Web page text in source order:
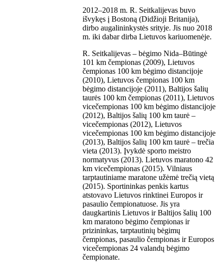
2012–2018 m. R. Seitkalijevas buvo
išvykęs į Bostoną (Didžioji Britanija),
dirbo augalininkystės srityje. Jis nuo 2018
m. iki dabar dirba Lietuvos kariuomenėje.
R. Seitkalijevas – bėgimo Nida–Būtingė
101 km čempionas (2009), Lietuvos
čempionas 100 km bėgimo distancijoje
(2010), Lietuvos čempionas 100 km
bėgimo distancijoje (2011), Baltijos šalių
taurės 100 km čempionas (2011), Lietuvos
vicečempionas 100 km bėgimo distancijoje
(2012), Baltijos šalių 100 km taurė –
vicečempionas (2012), Lietuvos
vicečempionas 100 km bėgimo distancijoje
(2013), Baltijos šalių 100 km taurė – trečia
vieta (2013). Įvykdė sporto meistro
normatyvus (2013). Lietuvos maratono 42
km vicečempionas (2015). Vilniaus
tarptautiniame maratone užėmė trečią vietą
(2015). Sportininkas penkis kartus
atstovavo Lietuvos rinktinei Europos ir
pasaulio čempionatuose. Jis yra
daugkartinis Lietuvos ir Baltijos šalių 100
km maratono bėgimo čempionas ir
prizininkas, tarptautinių bėgimų
čempionas, pasaulio čempionas ir Europos
vicečempionas 24 valandų bėgimo
čempionate.